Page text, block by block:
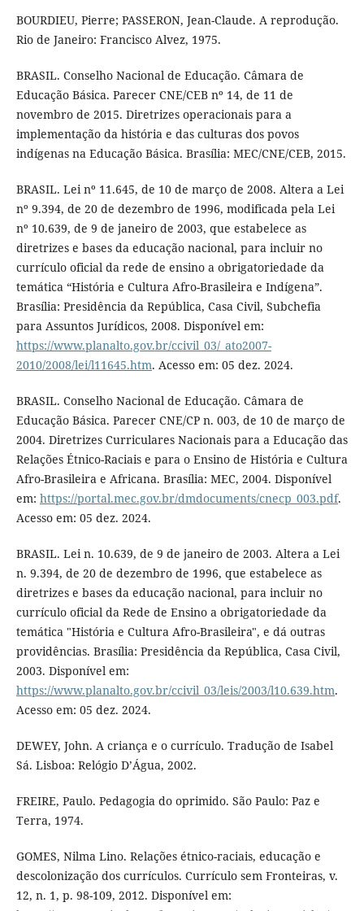
BOURDIEU, Pierre; PASSERON, Jean-Claude. A reprodução.
Rio de Janeiro: Francisco Alvez, 1975.
BRASIL. Conselho Nacional de Educação. Câmara de
Educação Básica. Parecer CNE/CEB nº 14, de 11 de
novembro de 2015. Diretrizes operacionais para a
implementação da história e das culturas dos povos
indígenas na Educação Básica. Brasília: MEC/CNE/CEB, 2015.
BRASIL. Lei nº 11.645, de 10 de março de 2008. Altera a Lei
nº 9.394, de 20 de dezembro de 1996, modificada pela Lei
nº 10.639, de 9 de janeiro de 2003, que estabelece as
diretrizes e bases da educação nacional, para incluir no
currículo oficial da rede de ensino a obrigatoriedade da
temática “História e Cultura Afro-Brasileira e Indígena”.
Brasília: Presidência da República, Casa Civil, Subchefia
para Assuntos Jurídicos, 2008. Disponível em:
https://www.planalto.gov.br/ccivil_03/_ato2007-
2010/2008/lei/l11645.htm. Acesso em: 05 dez. 2024.
BRASIL. Conselho Nacional de Educação. Câmara de
Educação Básica. Parecer CNE/CP n. 003, de 10 de março de
2004. Diretrizes Curriculares Nacionais para a Educação das
Relações Étnico-Raciais e para o Ensino de História e Cultura
Afro-Brasileira e Africana. Brasília: MEC, 2004. Disponível
em: https://portal.mec.gov.br/dmdocuments/cnecp_003.pdf.
Acesso em: 05 dez. 2024.
BRASIL. Lei n. 10.639, de 9 de janeiro de 2003. Altera a Lei
n. 9.394, de 20 de dezembro de 1996, que estabelece as
diretrizes e bases da educação nacional, para incluir no
currículo oficial da Rede de Ensino a obrigatoriedade da
temática "História e Cultura Afro-Brasileira", e dá outras
providências. Brasília: Presidência da República, Casa Civil,
2003. Disponível em:
https://www.planalto.gov.br/ccivil_03/leis/2003/l10.639.htm.
Acesso em: 05 dez. 2024.
DEWEY, John. A criança e o currículo. Tradução de Isabel
Sá. Lisboa: Relógio D’Água, 2002.
FREIRE, Paulo. Pedagogia do oprimido. São Paulo: Paz e
Terra, 1974.
GOMES, Nilma Lino. Relações étnico-raciais, educação e
descolonização dos currículos. Currículo sem Fronteiras, v.
12, n. 1, p. 98-109, 2012. Disponível em: